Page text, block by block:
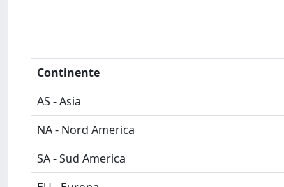
Continente
AS - Asia
NA - Nord America
SA - Sud America